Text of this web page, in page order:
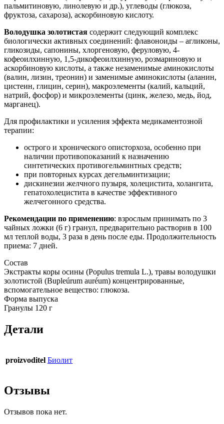
пальмитиновую, линолевую и др.), углеводы (глюкоза,
фруктоза, сахароза), аскорбиновую кислоту.
Володушка золотистая содержит следующий комплекс
биологически активных соединений: флавоноиды – агликоны,
гликозиды, сапонины, хлоргеновую, феруловую, 4-
кофеоилхинную, 1,5-дикофеоилхинную, розмариновую и
аскорбиновую кислоты, а также незаменимые аминокислоты
(валин, лизин, треонин) и заменимые аминокислоты (аланин,
цистеин, глицин, серин), макроэлементы (калий, кальций,
натрий, фосфор) и микроэлементы (цинк, железо, медь, йод,
марганец).
Для профилактики и усиления эффекта медикаментозной
терапии:
острого и хронического описторхоза, особенно при
наличии противопоказаний к назначению
синтетических противогельминтных средств;
при повторных курсах дегельминтизации;
дискинезии желчного пузыря, холецистита, холангита,
гепатохолецистита в качестве эффективного
желчегонного средства.
Рекомендации по применению: взрослым принимать по 3
чайных ложки (6 г) гранул, предварительно растворив в 100
мл теплой воды, 3 раза в день после еды. Продолжительность
приема: 7 дней.
Состав
Экстракты коры осины (Populus tremula L.), травы володушки
золотистой (Bupleúrum auréum) концентрированные,
вспомогательное вещество: глюкоза.
Форма выпуска
Гранулы 120 г
Детали
proizvoditel Биолит
Отзывы
Отзывов пока нет.